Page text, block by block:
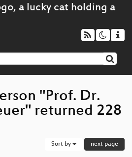
"Prof. Dr.
returned 228
Sort by next page